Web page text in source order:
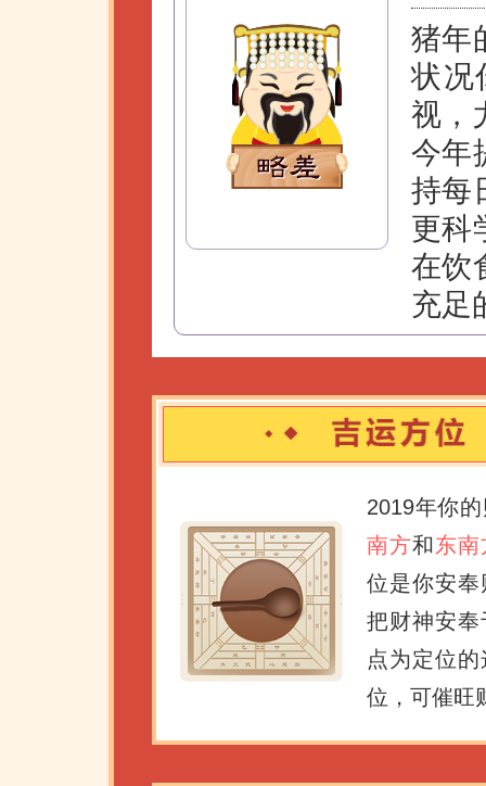
猪年
状况
视，
今年
持每
更科
在饮
充足
2019年你
南方和东南
位是你安
把财神安
点为定位
位，可催旺